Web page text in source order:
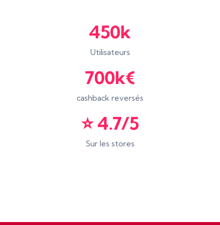
450k
Utilisateurs
700k€
cashback reversés
⭐️ 4.7/5
Sur les stores